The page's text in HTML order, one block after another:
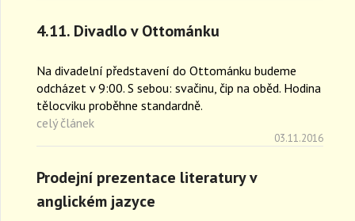
4.11. Divadlo v Ottománku
Na divadelní představení do Ottománku budeme
odcházet v 9:00. S sebou: svačinu, čip na oběd. Hodina
tělocviku proběhne standardně.
celý článek
03.11.2016
Prodejní prezentace literatury v
anglickém jazyce